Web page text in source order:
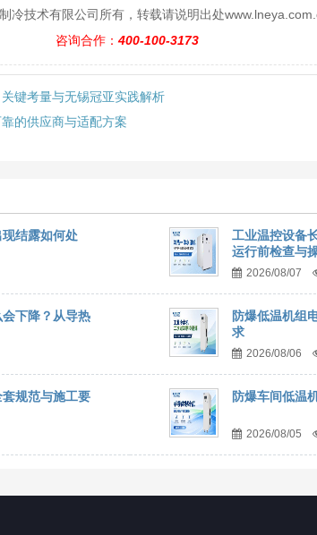
冷技术有限公司所有，转载请说明出处
咨询合作： 400-100-3173
键考量与无锡冠亚实践解析
的供应商与适配方案
结露如何处
工业温控设备
运行前检查与
2026/08/07
下降？从导热
防爆低温机组
求
2026/08/06
规范与施工要
防爆车间低温
2026/08/05